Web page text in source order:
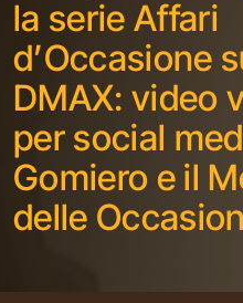
la serie Affari
d’Occasione
DMAX: video
per social
Gomiero e il
delle